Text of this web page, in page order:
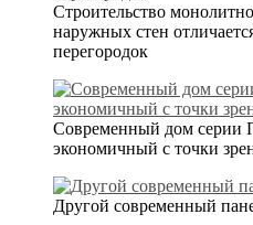
Строительство
наружных стен
перегородок
Современный дом серии
экономичный с точки
Другой современный